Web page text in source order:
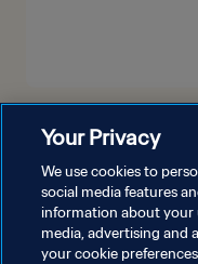
Your Privacy
We use cookies to
social media features
information about your
media, advertising and
your cookie